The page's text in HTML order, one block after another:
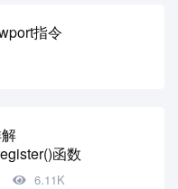
指令
函数
6.11K